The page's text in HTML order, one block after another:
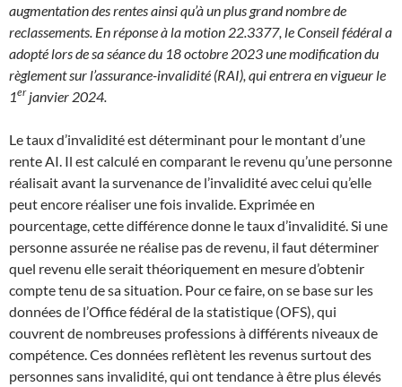
augmentation des rentes ainsi qu’à un plus grand nombre de
reclassements. En réponse à la motion 22.3377, le Conseil fédéral a
adopté lors de sa séance du 18 octobre 2023 une modification du
règlement sur l’assurance-invalidité (RAI), qui entrera en vigueur le
1erjanvier 2024.
Le taux d’invalidité est déterminant pour le montant d’une
rente AI. Il est calculé en comparant le revenu qu’une personne
réalisait avant la survenance de l’invalidité avec celui qu’elle
peut encore réaliser une fois invalide. Exprimée en
pourcentage, cette différence donne le taux d’invalidité. Si une
personne assurée ne réalise pas de revenu, il faut déterminer
quel revenu elle serait théoriquement en mesure d’obtenir
compte tenu de sa situation. Pour ce faire, on se base sur les
données de l’Office fédéral de la statistique (OFS), qui
couvrent de nombreuses professions à différents niveaux de
compétence. Ces données reflètent les revenus surtout des
personnes sans invalidité, qui ont tendance à être plus élevés